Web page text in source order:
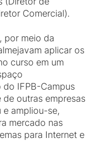
Comercial).
por meio da
aplicar os
curso em um
do IFPB-Campus
de outras empresas
e ampliou-se,
mercado nas
para Internet e